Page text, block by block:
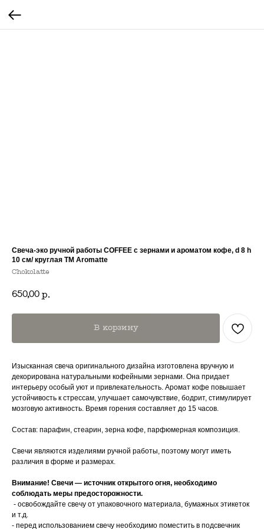
Свеча-эко ручной работы COFFEE с зернами и ароматом кофе, d 8 h
10 см/ круглая TM Aromatte
Chokolatte
650,00р.
В корзину
Изысканная свеча оригинального дизайна изготовлена вручную и
декорирована натуральными кофейными зернами. Она придает
интерьеру особый уют и привлекательность. Аромат кофе повышает
устойчивость к стрессам, улучшает самочувствие, бодрит, стимулирует
мозговую активность. Время горения составляет до 15 часов.
Состав: парафин, стеарин, зерна кофе, парфюмерная композиция.
Свечи являются изделиями ручной работы, поэтому могут иметь
различия в форме и размерах.
Внимание! Свечи — источник открытого огня, необходимо
соблюдать меры предосторожности.
- освобождайте свечу от упаковочного материала, бумажных этикеток
и т.д.
- перед использованием свечу необходимо поместить в подсвечник